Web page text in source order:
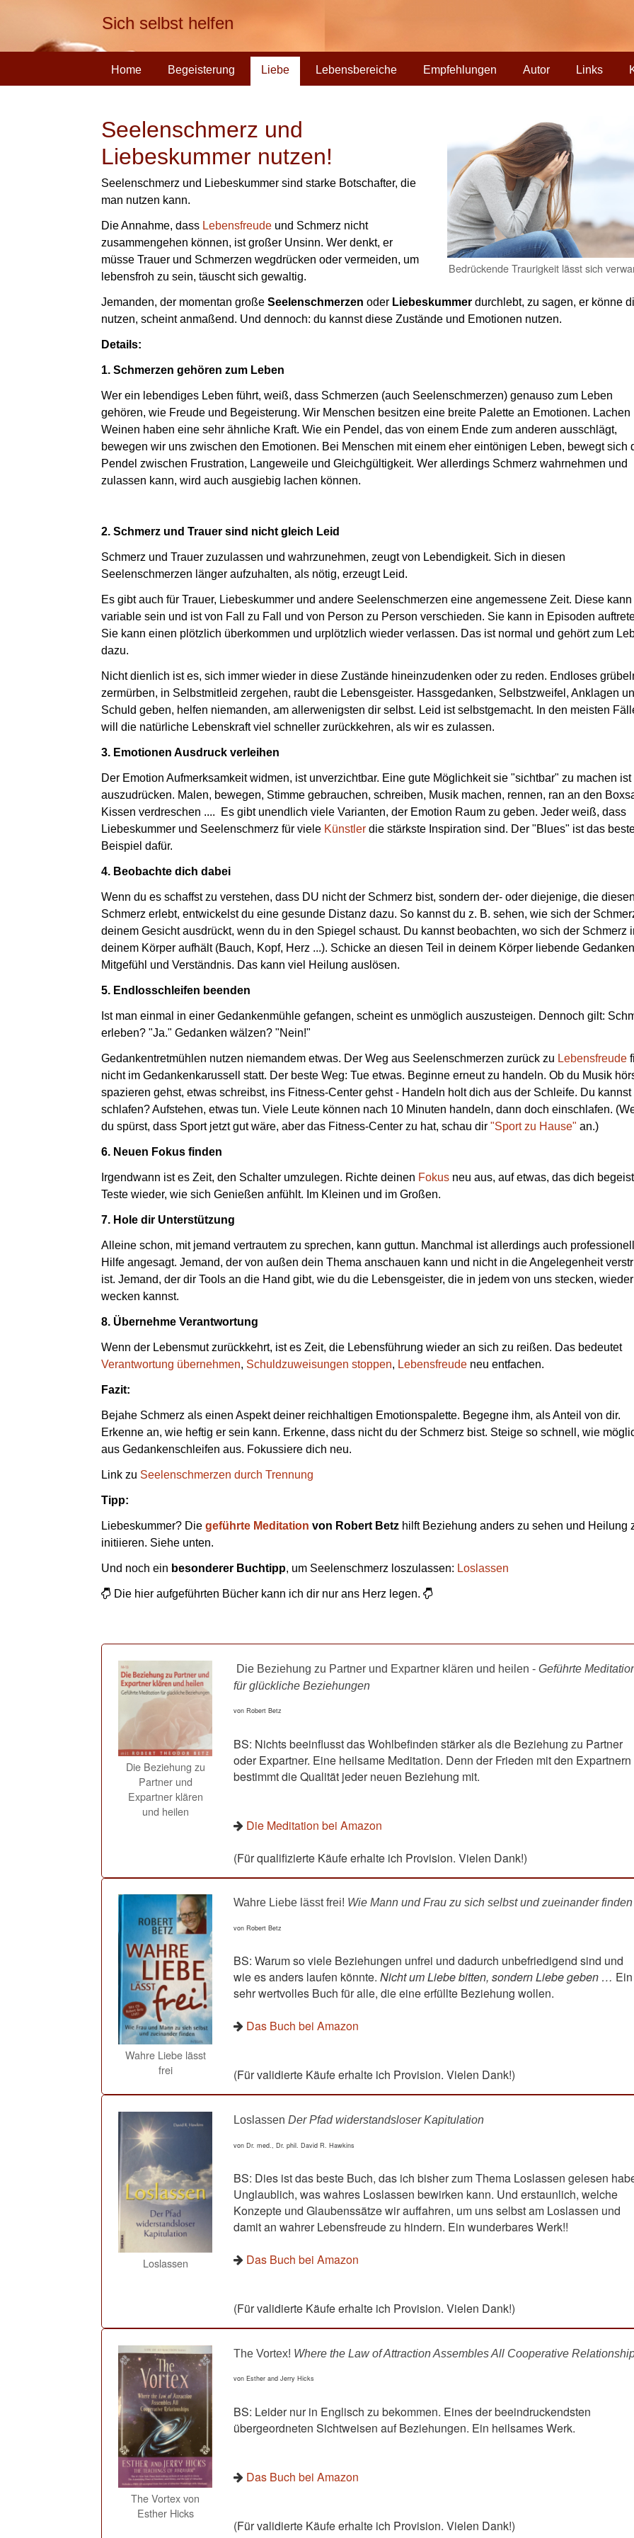
Sich selbst helfen
Home Begeisterung Liebe Lebensbereiche Empfehlungen Autor Links
Seelenschmerz und
Liebeskummer nutzen!
Seelenschmerz und Liebeskummer sind starke Botschafter, die
man nutzen kann.
Die Annahme, dass Lebensfreude und Schmerz nicht
zusammengehen können, ist großer Unsinn. Wer denkt, er
müsse Trauer und Schmerzen wegdrücken oder vermeiden, um
lebensfroh zu sein, täuscht sich gewaltig.
Bedrückende Traurigkeit lässt sich
Jemanden, der momentan große Seelenschmerzen oder Liebeskummer durchlebt, zu sagen, er könne
nutzen, scheint anmaßend. Und dennoch: du kannst diese Zustände und Emotionen nutzen.
Details:
1. Schmerzen gehören zum Leben
Wer ein lebendiges Leben führt, weiß, dass Schmerzen (auch Seelenschmerzen) genauso zum Leben
gehören, wie Freude und Begeisterung. Wir Menschen besitzen eine breite Palette an Emotionen. Lachen
Weinen haben eine sehr ähnliche Kraft. Wie ein Pendel, das von einem Ende zum anderen ausschlägt,
bewegen wir uns zwischen den Emotionen. Bei Menschen mit einem eher eintönigen Leben, bewegt sich
Pendel zwischen Frustration, Langeweile und Gleichgültigkeit. Wer allerdings Schmerz wahrnehmen und
zulassen kann, wird auch ausgiebig lachen können.
2. Schmerz und Trauer sind nicht gleich Leid
Schmerz und Trauer zuzulassen und wahrzunehmen, zeugt von Lebendigkeit. Sich in diesen
Seelenschmerzen länger aufzuhalten, als nötig, erzeugt Leid.
Es gibt auch für Trauer, Liebeskummer und andere Seelenschmerzen eine angemessene Zeit. Diese
variable sein und ist von Fall zu Fall und von Person zu Person verschieden. Sie kann in Episoden
Sie kann einen plötzlich überkommen und urplötzlich wieder verlassen. Das ist normal und gehört zum
dazu.
Nicht dienlich ist es, sich immer wieder in diese Zustände hineinzudenken oder zu reden. Endloses
zermürben, in Selbstmitleid zergehen, raubt die Lebensgeister. Hassgedanken, Selbstzweifel, Anklagen
Schuld geben, helfen niemanden, am allerwenigsten dir selbst. Leid ist selbstgemacht. In den meisten
will die natürliche Lebenskraft viel schneller zurückkehren, als wir es zulassen.
3. Emotionen Ausdruck verleihen
Der Emotion Aufmerksamkeit widmen, ist unverzichtbar. Eine gute Möglichkeit sie "sichtbar" zu machen ist
auszudrücken. Malen, bewegen, Stimme gebrauchen, schreiben, Musik machen, rennen, ran an den
Kissen verdreschen .... Es gibt unendlich viele Varianten, der Emotion Raum zu geben. Jeder weiß, dass
Liebeskummer und Seelenschmerz für viele Künstler die stärkste Inspiration sind. Der "Blues" ist das
Beispiel dafür.
4. Beobachte dich dabei
Wenn du es schaffst zu verstehen, dass DU nicht der Schmerz bist, sondern der- oder diejenige, die
Schmerz erlebt, entwickelst du eine gesunde Distanz dazu. So kannst du z. B. sehen, wie sich der
deinem Gesicht ausdrückt, wenn du in den Spiegel schaust. Du kannst beobachten, wo sich der Schmerz
deinem Körper aufhält (Bauch, Kopf, Herz ...). Schicke an diesen Teil in deinem Körper liebende
Mitgefühl und Verständnis. Das kann viel Heilung auslösen.
5. Endlosschleifen beenden
Ist man einmal in einer Gedankenmühle gefangen, scheint es unmöglich auszusteigen. Dennoch gilt:
erleben? "Ja." Gedanken wälzen? "Nein!"
Gedankentretmühlen nutzen niemandem etwas. Der Weg aus Seelenschmerzen zurück zu Lebensfreude
nicht im Gedankenkarussell statt. Der beste Weg: Tue etwas. Beginne erneut zu handeln. Ob du Musik
spazieren gehst, etwas schreibst, ins Fitness-Center gehst - Handeln holt dich aus der Schleife. Du kannst
schlafen? Aufstehen, etwas tun. Viele Leute können nach 10 Minuten handeln, dann doch einschlafen.
du spürst, dass Sport jetzt gut wäre, aber das Fitness-Center zu hat, schau dir "Sport zu Hause" an.)
6. Neuen Fokus finden
Irgendwann ist es Zeit, den Schalter umzulegen. Richte deinen Fokus neu aus, auf etwas, das dich
Teste wieder, wie sich Genießen anfühlt. Im Kleinen und im Großen.
7. Hole dir Unterstützung
Alleine schon, mit jemand vertrautem zu sprechen, kann guttun. Manchmal ist allerdings auch
Hilfe angesagt. Jemand, der von außen dein Thema anschauen kann und nicht in die Angelegenheit
ist. Jemand, der dir Tools an die Hand gibt, wie du die Lebensgeister, die in jedem von uns stecken, wieder
wecken kannst.
8. Übernehme Verantwortung
Wenn der Lebensmut zurückkehrt, ist es Zeit, die Lebensführung wieder an sich zu reißen. Das bedeutet
Verantwortung übernehmen, Schuldzuweisungen stoppen, Lebensfreude neu entfachen.
Fazit:
Bejahe Schmerz als einen Aspekt deiner reichhaltigen Emotionspalette. Begegne ihm, als Anteil von dir.
Erkenne an, wie heftig er sein kann. Erkenne, dass nicht du der Schmerz bist. Steige so schnell, wie
aus Gedankenschleifen aus. Fokussiere dich neu.
Link zu Seelenschmerzen durch Trennung
Tipp:
Liebeskummer? Die geführte Meditation von Robert Betz hilft Beziehung anders zu sehen und Heilung
initiieren. Siehe unten.
Und noch ein besonderer Buchtipp, um Seelenschmerz loszulassen: Loslassen
Die hier aufgeführten Bücher kann ich dir nur ans Herz legen.
Die Beziehung zu
Partner und
Expartner klären
und heilen
Die Beziehung zu Partner und Expartner klären und heilen - Geführte
für glückliche Beziehungen
von Robert Betz
BS: Nichts beeinflusst das Wohlbefinden stärker als die Beziehung zu Partner
oder Expartner. Eine heilsame Meditation. Denn der Frieden mit den Expartnern
bestimmt die Qualität jeder neuen Beziehung mit.
Die Meditation bei Amazon
(Für qualifizierte Käufe erhalte ich Provision. Vielen Dank!)
Wahre Liebe lässt
frei
Wahre Liebe lässt frei! Wie Mann und Frau zu sich selbst und zueinander finden
von Robert Betz
BS: Warum so viele Beziehungen unfrei und dadurch unbefriedigend sind und
wie es anders laufen könnte. Nicht um Liebe bitten, sondern Liebe geben … Ein
sehr wertvolles Buch für alle, die eine erfüllte Beziehung wollen.
Das Buch bei Amazon
(Für validierte Käufe erhalte ich Provision. Vielen Dank!)
Loslassen
Loslassen Der Pfad widerstandsloser Kapitulation
von Dr. med., Dr. phil. David R. Hawkins
BS: Dies ist das beste Buch, das ich bisher zum Thema Loslassen gelesen
Unglaublich, was wahres Loslassen bewirken kann. Und erstaunlich, welche
Konzepte und Glaubenssätze wir auffahren, um uns selbst am Loslassen und
damit an wahrer Lebensfreude zu hindern. Ein wunderbares Werk!!
Das Buch bei Amazon
(Für validierte Käufe erhalte ich Provision. Vielen Dank!)
The Vortex von
Esther Hicks
The Vortex! Where the Law of Attraction Assembles All Cooperative
von Esther and Jerry Hicks
BS: Leider nur in Englisch zu bekommen. Eines der beeindruckendsten
übergeordneten Sichtweisen auf Beziehungen. Ein heilsames Werk.
Das Buch bei Amazon
(Für validierte Käufe erhalte ich Provision. Vielen Dank!)